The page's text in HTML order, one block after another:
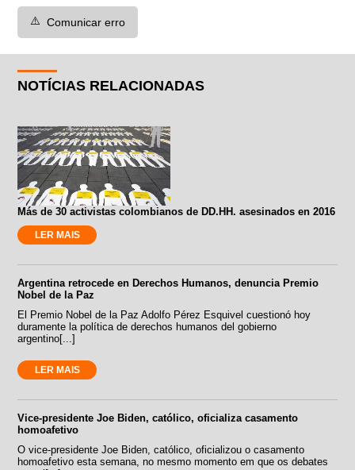
⚠️ Comunicar erro
NOTÍCIAS RELACIONADAS
Más de 30 activistas colombianos de DD.HH. asesinados en 2016
LER MAIS
Argentina retrocede en Derechos Humanos, denuncia Premio
Nobel de la Paz
El Premio Nobel de la Paz Adolfo Pérez Esquivel cuestionó hoy
duramente la política de derechos humanos del gobierno
argentino[...]
LER MAIS
Vice-presidente Joe Biden, católico, oficializa casamento
homoafetivo
O vice-presidente Joe Biden, católico, oficializou o casamento
homoafetivo esta semana, no mesmo momento em que os debates